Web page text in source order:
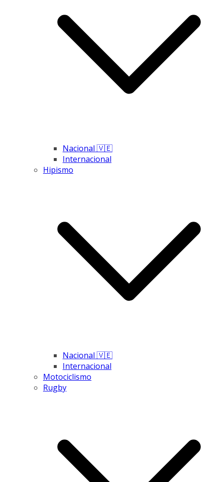
Nacional 🇻🇪
Internacional
Hipismo
Nacional 🇻🇪
Internacional
Motociclismo
Rugby